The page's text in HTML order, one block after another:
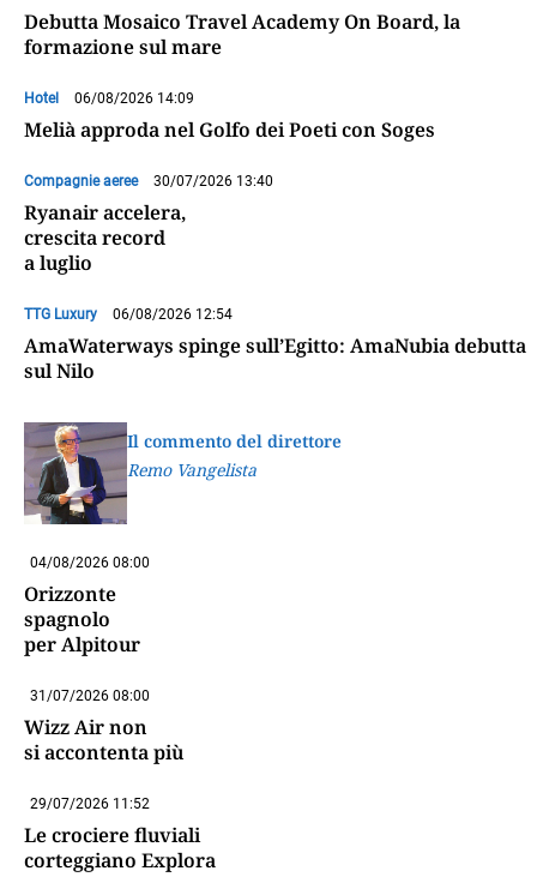
Debutta Mosaico Travel Academy On Board, la
formazione sul mare
Hotel 06/08/2026 14:09
Melià approda nel Golfo dei Poeti con Soges
Compagnie aeree 30/07/2026 13:40
Ryanair accelera,
crescita record
a luglio
TTG Luxury 06/08/2026 12:54
AmaWaterways spinge sull’Egitto: AmaNubia debutta
sul Nilo
Il commento del direttore
Remo Vangelista
04/08/2026 08:00
Orizzonte
spagnolo
per Alpitour
31/07/2026 08:00
Wizz Air non
si accontenta più
29/07/2026 11:52
Le crociere fluviali
corteggiano Explora